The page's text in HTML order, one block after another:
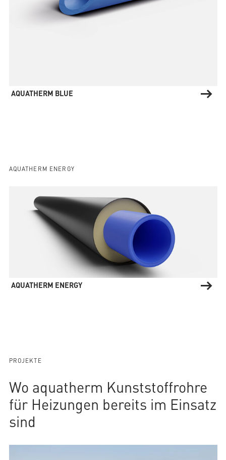
AQUATHERM BLUE
AQUATHERM ENERGY
AQUATHERM ENERGY
PROJEKTE
Wo aquatherm Kunststoffrohre
für Heizungen bereits im Einsatz
sind